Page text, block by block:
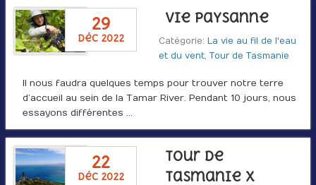
29
déc 2022
Vie paysanne
Catégorie:La vie au fil de l'eau
et du vent ,Tour de Tasmanie
Il nous faudra quelques temps pour trouver notre terre
d’accueil au sein de la Tamar River. Pendant 10 jours, nous
essayons différentes …
22
déc 2022
Tour de
Tasmanie X